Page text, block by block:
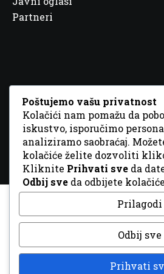
Partneri
Poštujemo vašu privatnost
Kolačići nam pomažu da
iskustvo, isporučimo
analiziramo saobraćaj.
kolačiće želite dozvoliti
Kliknite Prihvati sve da
Odbij sve da odbijete
Prilagodi
Odbij sve
Prihvati